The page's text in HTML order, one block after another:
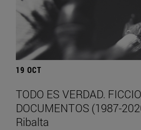
19 OCT
TODO ES VERDAD.
DOCUMENTOS (1987-
Ribalta